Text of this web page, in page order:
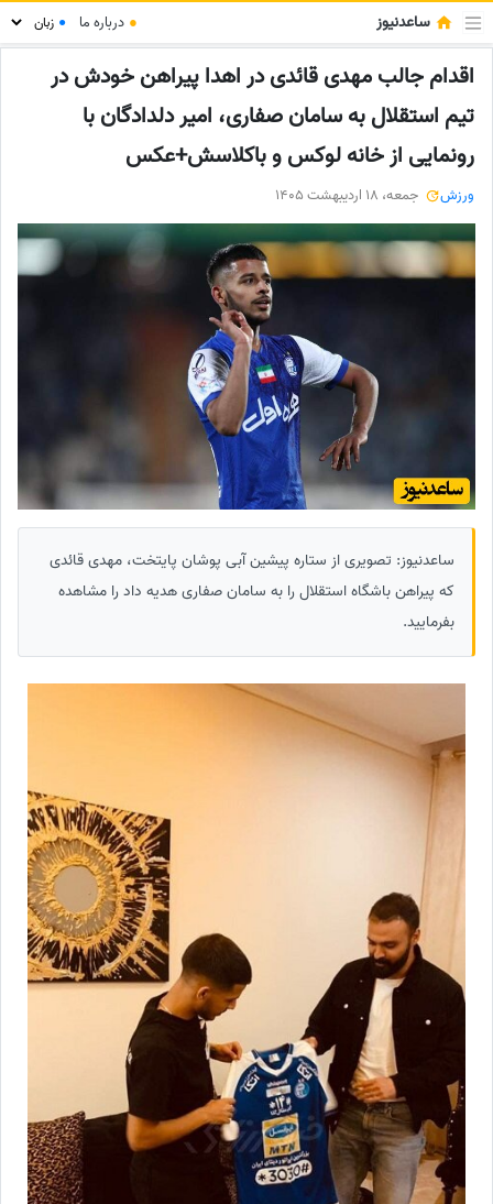
ساعدنیوز ● درباره ما ●
اقدام جالب مهدی قائدی در اهدا پیراهن خودش در
تیم استقلال به سامان صفاری، امیر دلدادگان با
رونمایی از خانه لوکس و باکلاسش+عکس
ورزش جمعه، 18 اردیبهشت 1405
ساعدنیوز: تصویری از ستاره پیشین آبی پوشان پایتخت، مهدی قائدی
که پیراهن باشگاه استقلال را به سامان صفاری هدیه داد را مشاهده
بفرمایید.